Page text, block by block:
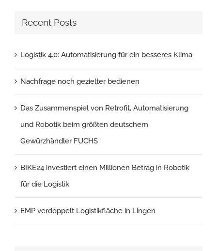
Recent Posts
Logistik 4.0: Automatisierung für ein besseres Klima
Nachfrage noch gezielter bedienen
Das Zusammenspiel von Retrofit, Automatisierung
und Robotik beim größten deutschem
Gewürzhändler FUCHS
BIKE24 investiert einen Millionen Betrag in Robotik
für die Logistik
EMP verdoppelt Logistikfläche in Lingen